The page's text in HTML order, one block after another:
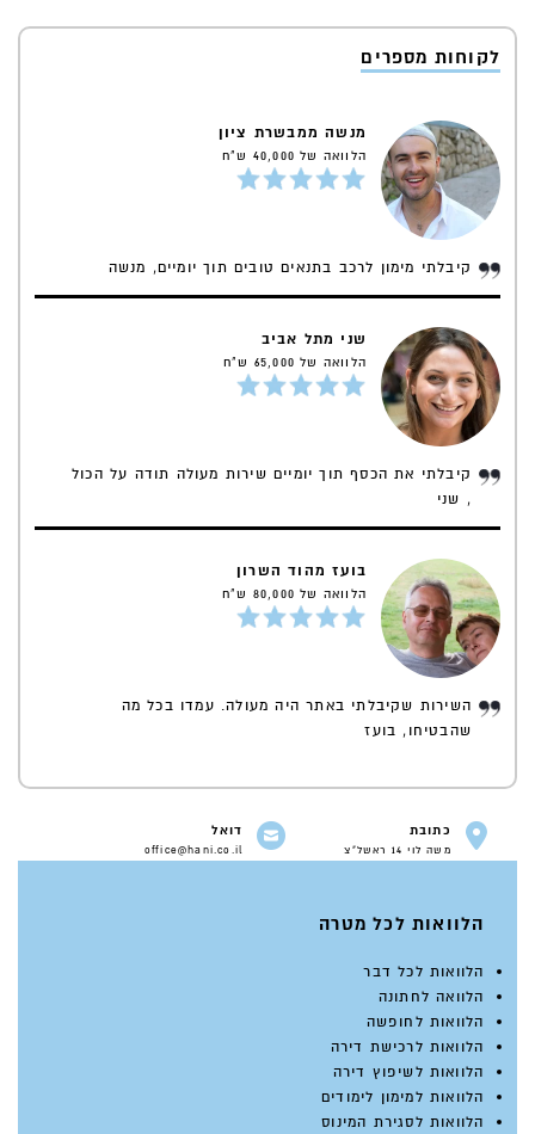
לקוחות מספרים
מנשה ממבשרת ציון
הלוואה של 40,000 ש"ח
קיבלתי מימון לרכב בתנאים טובים תוך יומיים, מנשה
שני מתל אביב
הלוואה של 65,000 ש"ח
קיבלתי את הכסף תוך יומיים שירות מעולה תודה על הכול
, שני
בועז מהוד השרון
הלוואה של 80,000 ש"ח
השירות שקיבלתי באתר היה מעולה. עמדו בכל מה
שהבטיחו, בועז
כתובת
משה לוי 14 ראשל"צ
דואל
office@hani.co.il
הלוואות לכל מטרה
הלוואות לכל דבר
הלוואה לחתונה
הלוואות לחופשה
הלוואות לרכישת דירה
הלוואות לשיפוץ דירה
הלוואות למימון לימודים
הלוואות לסגירת המינוס